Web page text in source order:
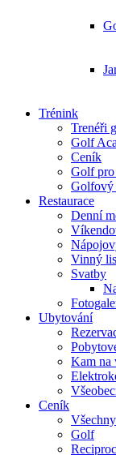
Trénink
Trenéři
Golf
Ceník
Golf
Golfový
Restaurace
Denní
Vinný
Svatby
Ubytování
Kam na
Ceník
Golf